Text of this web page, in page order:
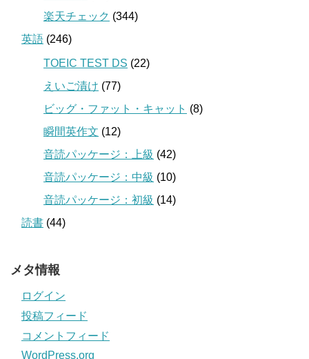
楽天チェック (344)
英語 (246)
TOEIC TEST DS (22)
えいご漬け (77)
ビッグ・ファット・キャット (8)
瞬間英作文 (12)
音読パッケージ：上級 (42)
音読パッケージ：中級 (10)
音読パッケージ：初級 (14)
読書 (44)
メタ情報
ログイン
投稿フィード
コメントフィード
WordPress.org